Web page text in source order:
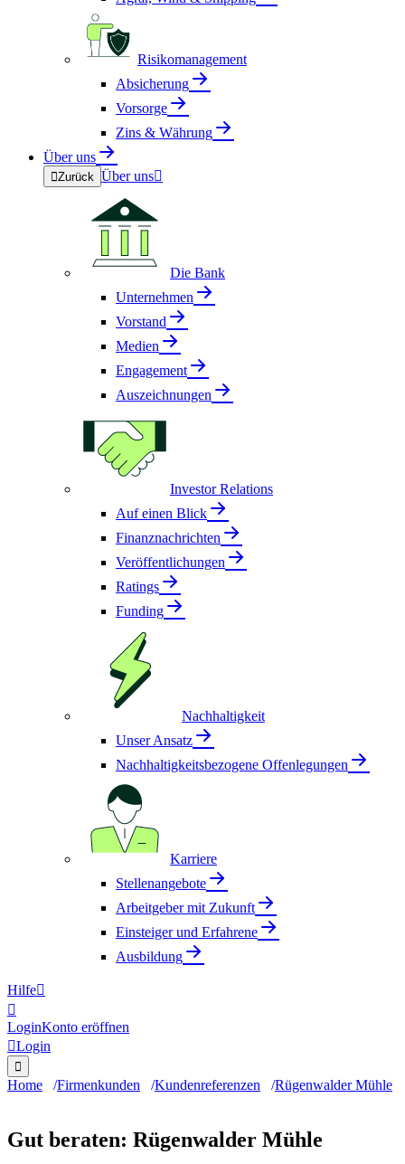
Risikomanagement
Absicherung
Vorsorge
Zins & Währung
Über uns
Zurück Über uns
Die Bank
Unternehmen
Vorstand
Medien
Engagement
Auszeichnungen
Investor Relations
Auf einen Blick
Finanznachrichten
Veröffentlichungen
Ratings
Funding
Nachhaltigkeit
Unser Ansatz
Nachhaltigkeitsbezogene Offenlegungen
Karriere
Stellenangebote
Arbeitgeber mit Zukunft
Einsteiger und Erfahrene
Ausbildung
Hilfe

LoginKonto eröffnen
Login

Home Firmenkunden Kundenreferenzen Rügenwalder Mühle
Gut beraten: Rügenwalder Mühle